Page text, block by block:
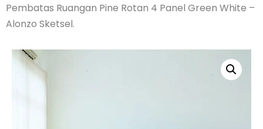
Pembatas Ruangan Pine Rotan 4 Panel Green White –
Alonzo Sketsel.